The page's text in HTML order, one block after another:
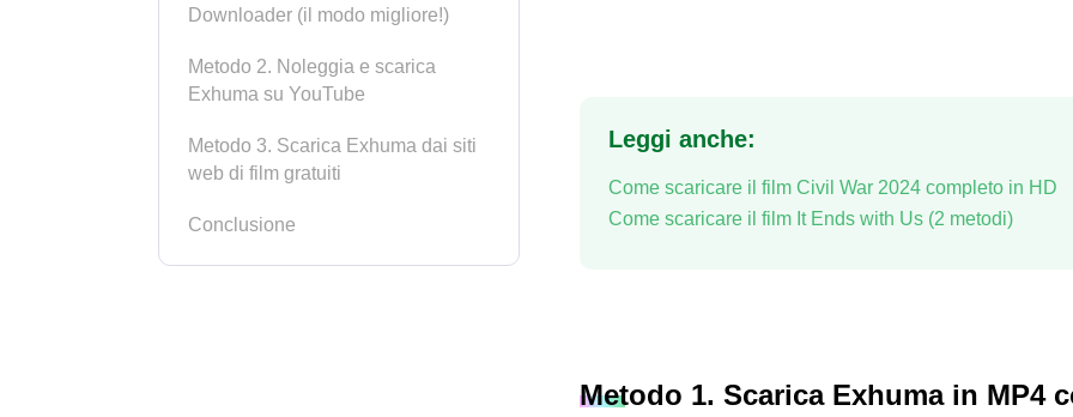
Downloader (il modo migliore!)
Metodo 2. Noleggia e scarica
Exhuma su YouTube
Metodo 3. Scarica Exhuma dai siti
web di film gratuiti
Conclusione
Leggi anche:
Come scaricare il film Civil War 2024 completo in HD
Come scaricare il film It Ends with Us (2 metodi)
Metodo 1. Scarica Exhuma in MP4